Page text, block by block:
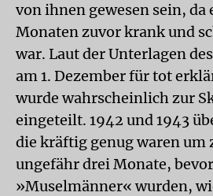
von ihnen gewesen sein, da
Monaten zuvor krank und
war. Laut der Unterlagen
am 1. Dezember für tot
wurde wahrscheinlich zur
eingeteilt. 1942 und 1943
die kräftig genug waren um
ungefähr drei Monate,
»Muselmänner« wurden,